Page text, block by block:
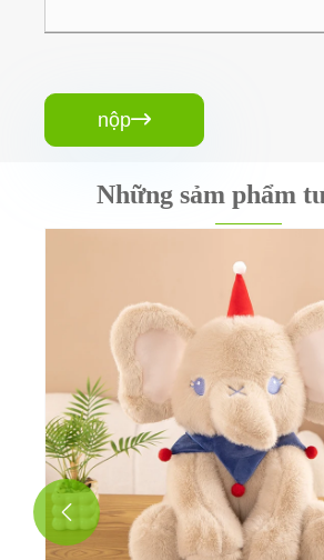
nộp
Những sảm phẩm
